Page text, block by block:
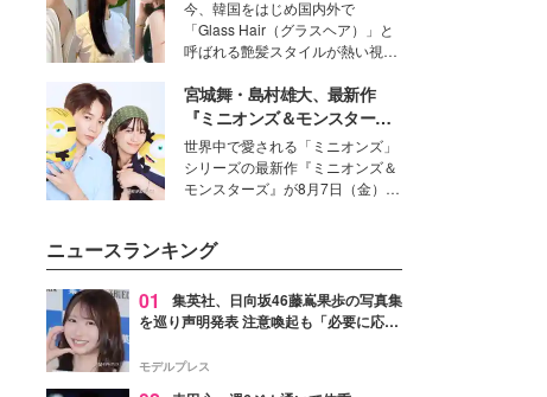
衣装作りは、多くの女性たちに勇
気と自信を与え続けている。
今、韓国をはじめ国内外で
「Glass Hair（グラスヘア）」と
呼ばれる艶髪スタイルが熱い視線
ションの完成度を高めるベースと
して、“髪そのものの美しさ”に改
めて注目する人が増えている様
子。今回は、そんな憧れの艶やか
な髪を日常で叶える、美容好きの
女性たちのヘアケア事情を紹介し
宮城舞・島村雄大、最新作
『ミニオンズ＆モンスター
ズ』の魅力熱弁 ハチャメチャ
だけじゃない“友情と絆”に感
動
世界中で愛される「ミニオンズ」
シリーズの最新作『ミニオンズ＆
モンスターズ』が8月7日（金）に
デルの宮城舞と島村雄大の特別対
談をお届け！それぞれの視点か
ら、今作ならではの魅力や予想外
の感動をもたらす奥深いストーリ
た。
ニュースランキング
01
集英社、日向坂46藤嶌果歩の写真集
を巡り声明発表 注意喚起も「必要に応じ
モデルプレス